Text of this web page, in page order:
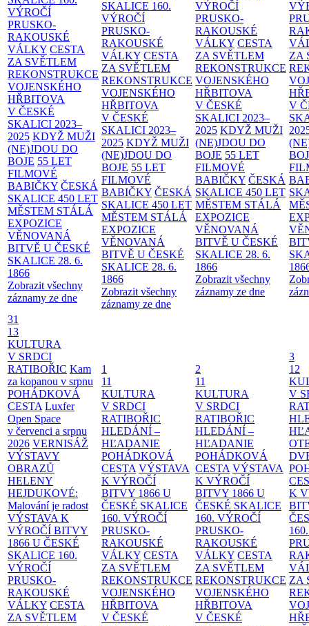
VÝROČÍ
PRUSKO-
RAKOUSKÉ
VÁLKY CESTA
ZA SVĚTLEM
REKONSTRUKCE
VOJENSKÉHO
HŘBITOVA
V ČESKÉ
SKALICI 2023–
2025 KDYŽ MUŽI
(NE)JDOU DO
BOJE 55 LET
FILMOVÉ
BABIČKY ČESKÁ
SKALICE 450 LET
MĚSTEM STÁLÁ
EXPOZICE
VĚNOVANÁ
BITVĚ U ČESKÉ
SKALICE 28. 6.
1866
Zobrazit všechny
záznamy ze dne
SKALICE 160.
VÝROČÍ
PRUSKO-
RAKOUSKÉ
VÁLKY CESTA
ZA SVĚTLEM
REKONSTRUKCE
VOJENSKÉHO
HŘBITOVA
V ČESKÉ
SKALICI 2023–
2025 KDYŽ MUŽI
(NE)JDOU DO
BOJE 55 LET
FILMOVÉ
BABIČKY ČESKÁ
SKALICE 450 LET
MĚSTEM STÁLÁ
EXPOZICE
VĚNOVANÁ
BITVĚ U ČESKÉ
SKALICE 28. 6.
1866
Zobrazit všechny
záznamy ze dne
VÝROČÍ
PRUSKO-
RAKOUSKÉ
VÁLKY CESTA
ZA SVĚTLEM
REKONSTRUKCE
VOJENSKÉHO
HŘBITOVA
V ČESKÉ
SKALICI 2023–
2025 KDYŽ MUŽI
(NE)JDOU DO
BOJE 55 LET
FILMOVÉ
BABIČKY ČESKÁ
SKALICE 450 LET
MĚSTEM STÁLÁ
EXPOZICE
VĚNOVANÁ
BITVĚ U ČESKÉ
SKALICE 28. 6.
1866
Zobrazit všechny
záznamy ze dne
ZA
V
31
13
KULTURA
V SRDCI
RATIBOŘIC Kam
za kopanou v srpnu
POHÁDKOVÁ
CESTA Luxfer
Open Space
v červenci a srpnu
2026 VERNISÁŽ
VÝSTAVY
OBRAZŮ
HELENY
HEJDUKOVÉ:
Malování je radost
VÝSTAVA K
VÝROČÍ BITVY
1866 U ČESKÉ
SKALICE 160.
VÝROČÍ
PRUSKO-
RAKOUSKÉ
VÁLKY CESTA
ZA SVĚTLEM
1
11
KULTURA
V SRDCI
RATIBOŘIC
HLEDÁNÍ –
HĽADANIE
POHÁDKOVÁ
CESTA VÝSTAVA
K VÝROČÍ
BITVY 1866 U
ČESKÉ SKALICE
160. VÝROČÍ
PRUSKO-
RAKOUSKÉ
VÁLKY CESTA
ZA SVĚTLEM
REKONSTRUKCE
VOJENSKÉHO
HŘBITOVA
V ČESKÉ
2
11
KULTURA
V SRDCI
RATIBOŘIC
HLEDÁNÍ –
HĽADANIE
POHÁDKOVÁ
CESTA VÝSTAVA
K VÝROČÍ
BITVY 1866 U
ČESKÉ SKALICE
160. VÝROČÍ
PRUSKO-
RAKOUSKÉ
VÁLKY CESTA
ZA SVĚTLEM
REKONSTRUKCE
VOJENSKÉHO
HŘBITOVA
V ČESKÉ
3
12
V
K
ZA